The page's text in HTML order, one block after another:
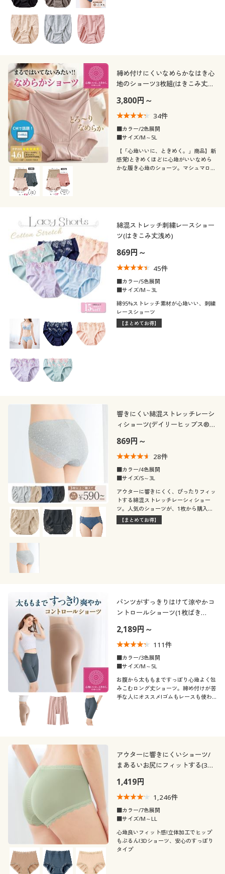
締め付けにくいなめらかなはき心
地のショーツ3枚組(はきこみ丈ス
3,800円～
34件
■カラー/2色展開
■サイズ/M～5L
【「心地いいに、ときめく。」商品】新
感覚!ときめくほどに心地がいいなめら
かな履き心地のショーツ。マシュマロみ
綿混ストレッチ刺繍レースショー
ツ(はきこみ丈浅め)
869円～
45件
■カラー/5色展開
■サイズ/M～3L
綿95%ストレッチ素材が心地いい、刺繍
レースショーツ
【まとめてお得】
響きにくい綿混ストレッチレーシ
ィショーツ(デイリーヒップス®)
め)
869円～
28件
■カラー/4色展開
■サイズ/S～3L
アウターに響きにくく、ぴったりフィッ
トする綿混ストレッチレーシィショー
ツ。人気のショーツが、1枚から購入で
きるようになりました!(旧品番:EC-330)
【まとめてお得】
パンツがすっきりはけて涼やかコ
ントロールショーツ(1枚ばき
レッチ)
2,189円～
111件
■カラー/3色展開
■サイズ/M～5L
お腹から太ももまですっぽり心地よく包
みこむロング丈ショーツ。締め付けが苦
手な人にオススメ!ゴムもレースも使わ
アウターに響きにくいショーツ/
まあるいお尻にフィットする(3D
1,419円
1,246件
■カラー/7色展開
■サイズ/M～LL
心地良いフィット感!立体加工でヒップ
もぷるん!3Dショーツ、安心のすっぽり
タイプ